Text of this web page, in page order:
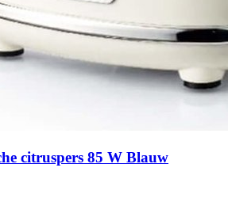
citruspers 85 W Blauw